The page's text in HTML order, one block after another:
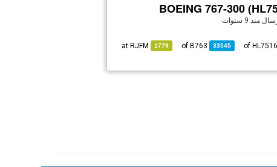
BOEING 767-300
منذ 9 سنوات
33545
B763
1779
RJFM